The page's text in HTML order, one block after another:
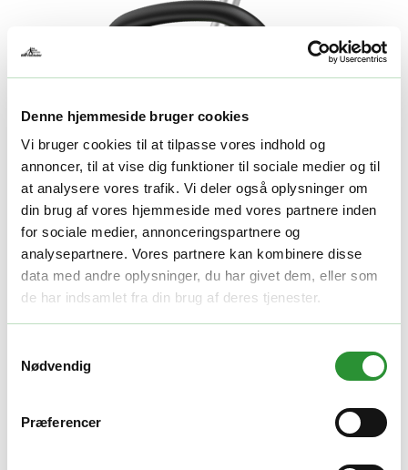
Denne hjemmeside bruger cookies
Vi bruger cookies til at tilpasse vores indhold og
annoncer, til at vise dig funktioner til sociale medier og til
at analysere vores trafik. Vi deler også oplysninger om
din brug af vores hjemmeside med vores partnere inden
for sociale medier, annonceringspartnere og
analysepartnere. Vores partnere kan kombinere disse
data med andre oplysninger, du har givet dem, eller som
de har indsamlet fra din brug af deres tjenester.
Nødvendig
Præferencer